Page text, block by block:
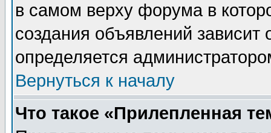
в самом верху форума в
создания объявлений зависит
определяется
Вернуться к началу
Что такое «Прилепленная